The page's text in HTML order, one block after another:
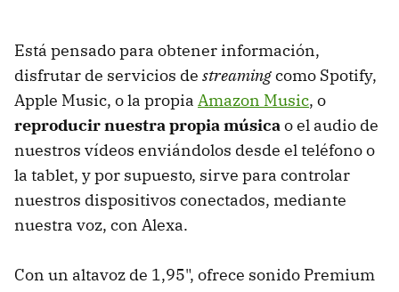
Está pensado para obtener información,
disfrutar de servicios de streamingcomo Spotify,
Apple Music, o la propia Amazon Music, o
reproducir nuestra propia músicao el audio de
nuestros vídeos enviándolos desde el teléfono o
la tablet, y por supuesto, sirve para controlar
nuestros dispositivos conectados, mediante
nuestra voz, con Alexa.
Con un altavoz de 1,95", ofrece sonido Premium